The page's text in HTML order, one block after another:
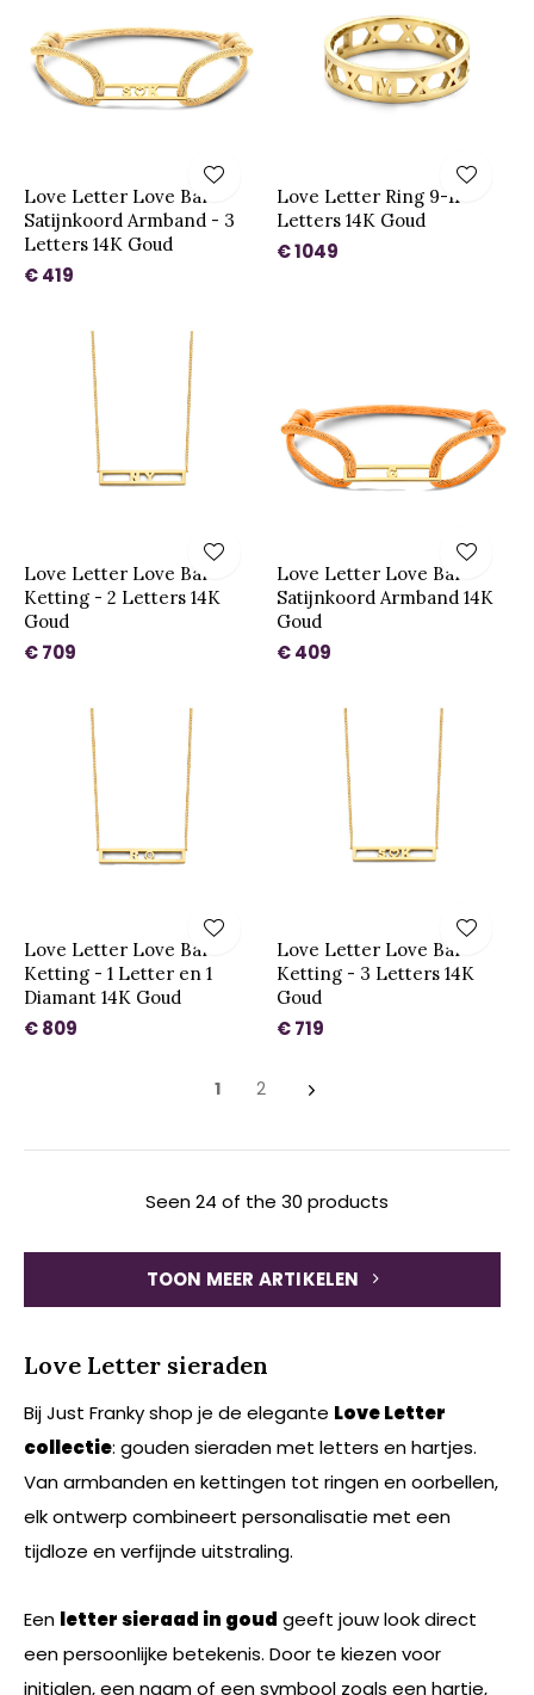
Love Letter Love Bar
Satijnkoord Armband - 3
Letters 14K Goud
€ 419
Love Letter Ring 9-11
Letters 14K Goud
€ 1049
Love Letter Love Bar
Ketting - 2 Letters 14K
Goud
€ 709
Love Letter Love Bar
Satijnkoord Armband 14K
Goud
€ 409
Love Letter Love Bar
Ketting - 1 Letter en 1
Diamant 14K Goud
€ 809
Love Letter Love Bar
Ketting - 3 Letters 14K
Goud
€ 719
1 2
Seen 24 of the 30 products
TOON MEER ARTIKELEN
Love Letter sieraden
Bij Just Franky shop je de elegante Love Letter
collectie: gouden sieraden met letters en hartjes.
Van armbanden en kettingen tot ringen en oorbellen,
elk ontwerp combineert personalisatie met een
tijdloze en verfijnde uitstraling.
Een letter sieraad in goud geeft jouw look direct
een persoonlijke betekenis. Door te kiezen voor
initialen, een naam of een symbool zoals een hartje,